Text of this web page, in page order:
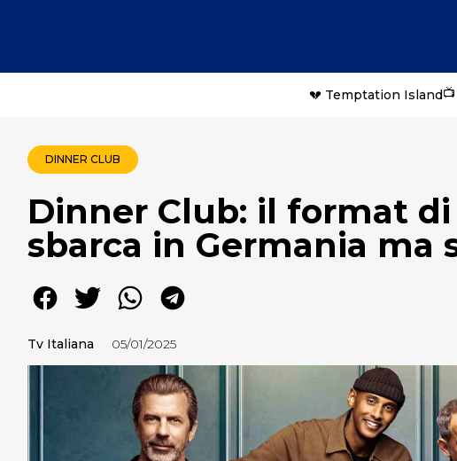
💔 Temptation Island
DINNER CLUB
Dinner Club: il format
sbarca in Germania ma
Tv Italiana 05/01/2025